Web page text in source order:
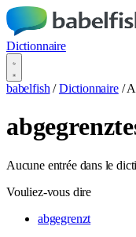
Dictionnaire
babelfish / Dictionnaire /
Aucune entrée dans le
Vouliez-vous dire
abgegrenzt